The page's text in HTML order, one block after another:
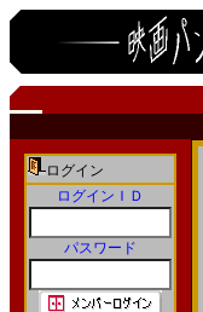
ログイン
ログインＩＤ
パスワード